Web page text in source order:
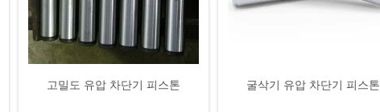
고밀도 유압 차단기 피스톤 굴삭기 유압 차단기 피스톤